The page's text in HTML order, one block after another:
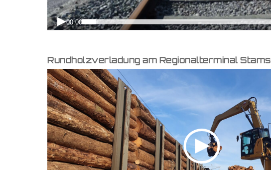
Rundholzverladung am Regionalterminal Stams